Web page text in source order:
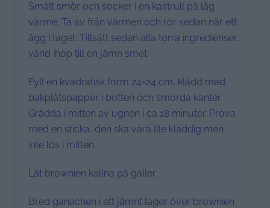
Smält smör och socker i en kastrull på låg
värme. Ta av från värmen och rör sedan när ett
ägg i taget. Tillsätt sedan alla torra ingredienser,
vänd ihop till en jämn smet.
Fyll en kvadratisk form 24×24 cm, klädd med
bakplåtspapper i botten och smorda kanter.
Grädda i mitten av ugnen i ca 18 minuter. Prova
med en sticka, den ska vara lite kladdig men
inte lös i mitten.
Låt brownien kallna på galler.
Bred ganachen i ett jämnt lager över brownien